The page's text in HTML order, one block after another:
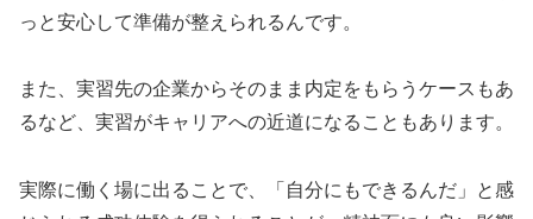
っと安心して準備が整えられるんです。
また、実習先の企業からそのまま内定をもらうケースもあ
るなど、実習がキャリアへの近道になることもあります。
実際に働く場に出ることで、「自分にもできるんだ」と感